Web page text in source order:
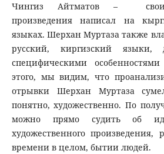
Чингиз Айтматов – свои
произведения написал на
языках. Шерхан Муртаза также
русский, киргизский языки,
специфическими
этого, мы видим, что
отрывки Шерхан Муртаза
понятно, художественно. По
можно прямо судить об
художественного произведения,
времени в целом, бытии людей.